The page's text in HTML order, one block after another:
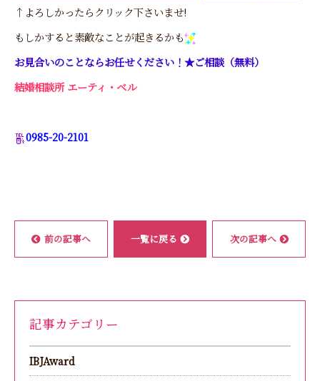
↑よろしかったらクリック下さいませ!
もしかすると素敵なことが起きるかも
お見合いのことならお任せください！★ご相談（無料）
結婚相談所 エーティ・ベル
0985-20-2101
前の記事へ 一覧に戻る 次の記事へ
記事カテゴリー
IBJAward